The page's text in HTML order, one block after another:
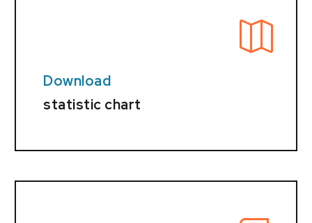
Download
statistic chart